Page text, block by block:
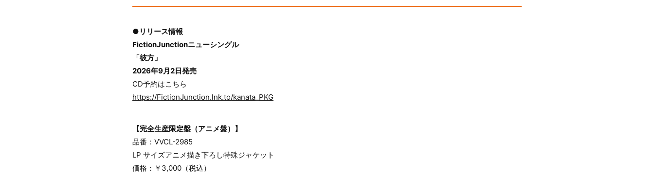
●リリース情報
FictionJunctionニューシングル
「彼方」
2026年9月2日発売
CD予約はこちら
https://FictionJunction.lnk.to/kanata_PKG
【完全生産限定盤（アニメ盤）】
品番：VVCL-2985
LP サイズアニメ描き下ろし特殊ジャケット
価格：￥3,000（税込）